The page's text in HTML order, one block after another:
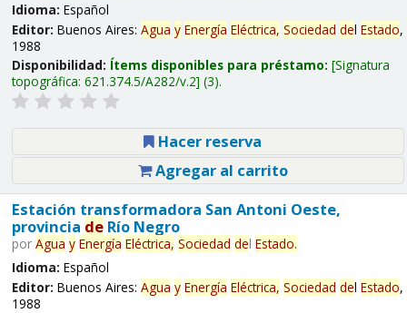
Idioma: Español
Editor: Buenos Aires: Agua y Energía Eléctrica, Sociedad del Estado,
1988
Disponibilidad: Ítems disponibles para préstamo: Signatura
topográfica: 621.374.5/A282/v.2 (3).
Hacer reserva
Agregar al carrito
Estación transformadora San Antoni Oeste,
provincia deRío Negro
por Agua y Energía Eléctrica, Sociedad del Estado.
Idioma: Español
Editor: Buenos Aires: Agua y Energía Eléctrica, Sociedad del Estado,
1988